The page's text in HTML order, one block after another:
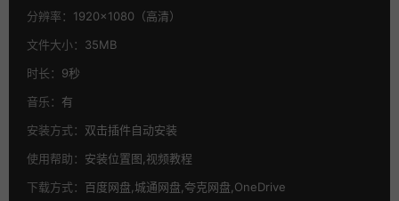
分辨率： 1920×1080（高清）
文件大小： 35MB
时长： 9秒
音乐： 有
安装方式： 双击插件自动安装
使用帮助： 安装位置图,视频教程
下载方式： 百度网盘,城通网盘,夸克网盘,OneDrive